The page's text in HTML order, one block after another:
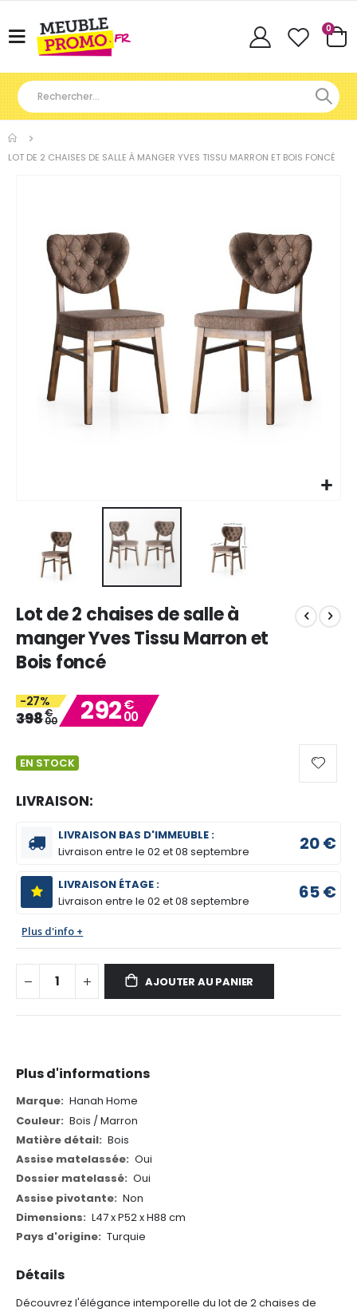
Basculer
Cart
0
LOT DE 2 CHAISES DE SALLE À MANGER YVES TISSU MARRON ET BOIS FONCÉ
to
beginning
of
images
gallery
Lot de 2 chaises de salle à
manger Yves Tissu Marron et
Bois foncé
-27%
398€
00 292€
00
EN STOCK
LIVRAISON:
LIVRAISON BAS D'IMMEUBLE :
Livraison entre le02 et 08 septembre 20 €
LIVRAISON ÉTAGE :
Livraison entre le02 et 08 septembre 65 €
Plus d'info +
AJOUTER AU PANIER
Détails
Découvrez l'élégance intemporelle du lot de 2 chaises de
Plus d'informations
Plus
d'informations
Hanah Home
Bois / Marron
Bois
Oui
Oui
Non
L47 x P52 x H88 cm
Turquie